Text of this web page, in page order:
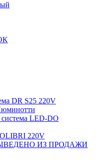
DR S25 220V
LED-DO
220V
ИЗ ПРОДАЖИ